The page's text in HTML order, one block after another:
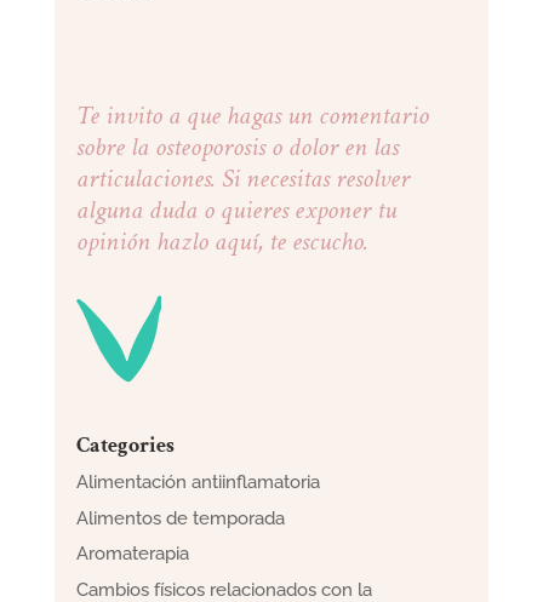
Te invito a que hagas un comentario
sobre la osteoporosis o dolor en las
articulaciones. Si necesitas resolver
alguna duda o quieres exponer tu
opinión hazlo aquí, te escucho.
Categories
Alimentación antiinflamatoria
Alimentos de temporada
Aromaterapia
Cambios físicos relacionados con la